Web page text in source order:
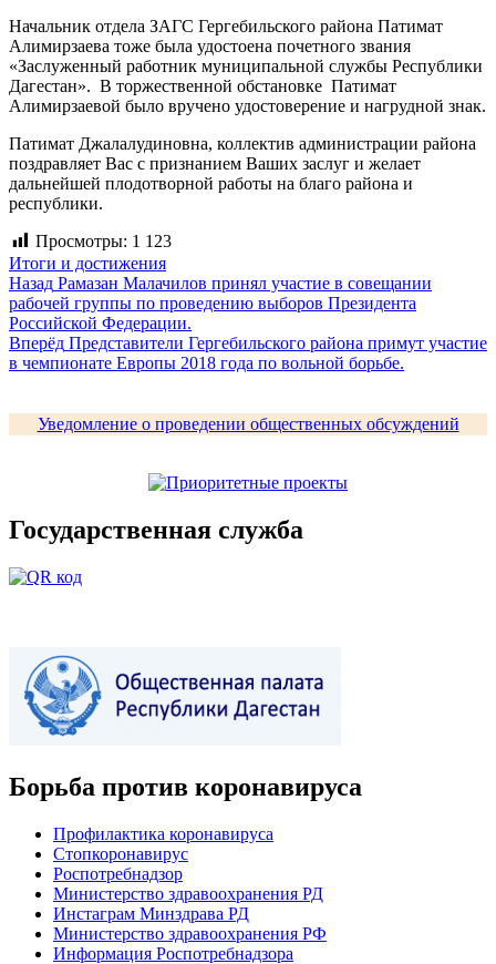
Начальник отдела ЗАГС Гергебильского района Патимат
Алимирзаева тоже была удостоена почетного звания
«Заслуженный работник муниципальной службы Республики
Дагестан». В торжественной обстановке Патимат
Алимирзаевой было вручено удостоверение и нагрудной знак.
Патимат Джалалудиновна, коллектив администрации района
поздравляет Вас с признанием Ваших заслуг и желает
дальнейшей плодотворной работы на благо района и
республики.
Просмотры: 1 123
Итоги и достижения
Навигация
по
записям
Назад Предыдущая
запись:
Рамазан Малачилов принял участие в совещании
рабочей группы по проведению выборов Президента
Российской Федерации.
Вперёд Следующая
запись:
Представители Гергебильского района примут участие
в чемпионате Европы 2018 года по вольной борьбе.
Уведомление о проведении общественных обсуждений
Государственная служба
Борьба против коронавируса
Профилактика коронавируса
Стопкоронавирус
Роспотребнадзор
Министерство здравоохранения РД
Инстаграм Минздрава РД
Министерство здравоохранения РФ
Информация Роспотребнадзора